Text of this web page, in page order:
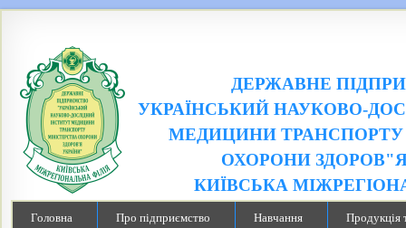
ДЕРЖАВНЕ
УКРАЇНСЬКИЙ НАУКОВО-
МЕДИЦИНИ ТРАНСПОРТУ
ОХОРОНИ
КИЇВСЬКА
Головна Про підприємство Навчання Продукція